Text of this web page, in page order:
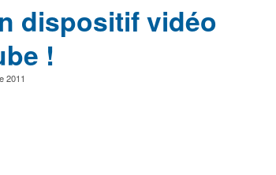
dispositif vidéo
!
2011